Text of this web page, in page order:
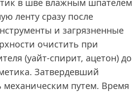
в шве влажным шпателем
ленту сразу после
и загрязненные
очистить при
(уайт-спирит, ацетон) до
Затвердевший
механическим путем. Время